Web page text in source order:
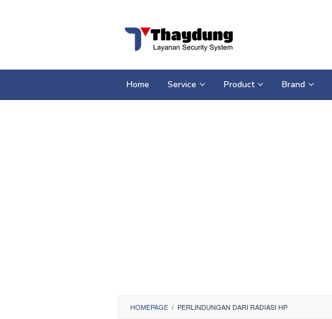
Home Service Product Brand
HOMEPAGE / PERLINDUNGAN DARI RADIASI HP